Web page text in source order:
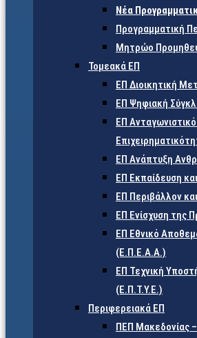
Νέα
Προγραμματική
Μητρώο
Τομεακά ΕΠ
ΕΠ Διοικητική
ΕΠ Ψηφιακή
ΕΠ
ΕΠ Ανάπτυξη
ΕΠ Εκπαίδευση
ΕΠ Περιβάλλον
ΕΠ Ενίσχυση της
ΕΠ Εθνικό
(Ε.Π.Ε.Α.Α.)
ΕΠ Τεχνική
(Ε.Π.Τ.Υ.Ε.)
Περιφερειακά ΕΠ
ΠΕΠ Μακεδονίας